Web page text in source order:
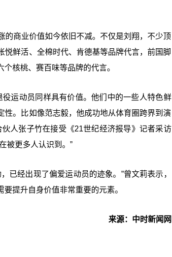
商业价值如今依旧不减。不仅是刘翔，不少顶
鲜活、全棉时代、肯德基等品牌代言，前国脚
核桃、赛百味等品牌的代言。
运动员同样具有价值。他们中的一些人特色鲜
。比如像范志毅，他成功地从体育圈跨界到演
人张子竹在接受《21世纪经济报导》记者采访
被更多人认识到。”
已经出现了偏爱运动员的迹象。”曾文莉表示，
提升自身价值非常重要的元素。
来源：中时新闻网